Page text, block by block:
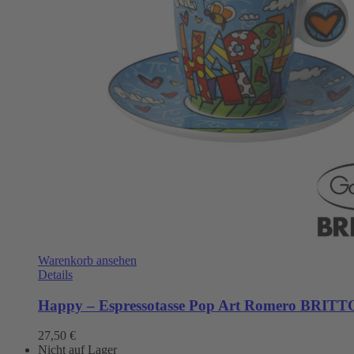
Warenkorb ansehen
Details
Happy – Espressotasse Pop Art Romero
27,50 €
Nicht auf Lager